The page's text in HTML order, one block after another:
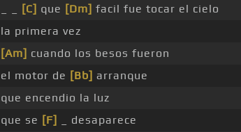
[C] que [Dm] facil fue tocar el cielo
la primera vez
[Am] cuando los besos fueron
el motor de [Bb] arranque
que encendio la luz
que se [F]
_ desaparece